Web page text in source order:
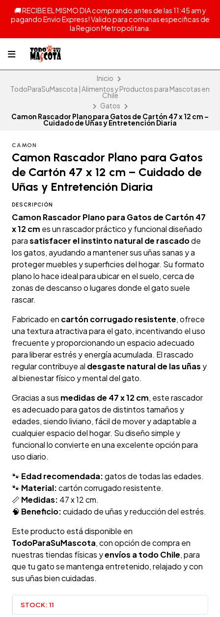
🚚 RECIBE EL MISMO DIA comprando antes de las 11:45 am y
pagando Envio Express! Valido para comunas especificas de
la Region Metropolitana.
Inicio
TodoParaSuMascota | Alimentos y Productos para Mascotas en
Chile
Gatos
Camon Rascador Plano para Gatos de Cartón 47 x 12 cm –
Cuidado de Uñas y Entretención Diaria
CAMON
Camon Rascador Plano para Gatos
de Cartón 47 x 12 cm – Cuidado de
Uñas y Entretención Diaria
DESCRIPCIÓN
Camon Rascador Plano para Gatos de Cartón 47
x 12 cm es un rascador práctico y funcional diseñado
parasatisfacer el instinto natural de rascadode
los gatos, ayudando a mantener sus uñas sanas y a
proteger muebles y superficies del hogar. Su formato
plano lo hace ideal para ubicar en el suelo, cerca de
zonas de descanso o lugares donde el gato suele
rascar.
Fabricado en cartón corrugado resistente, ofrece
una textura atractiva para el gato, incentivando el uso
frecuente y proporcionando un espacio adecuado
para liberar estrés y energía acumulada. El rascado
regular contribuye al desgaste natural de las uñas y
al bienestar físico y mental del gato.
Gracias a sus medidas de 47 x 12 cm, este rascador
es adecuado para gatos de distintos tamaños y
edades, siendo liviano, fácil de mover y adaptable a
cualquier espacio del hogar. Su diseño simple y
funcional lo convierte en una excelente opción para
uso diario.
🐾 Edad recomendada:gatos de todas las edades.
🐾 Material:cartón corrugado resistente.
📏 Medidas: 47 x 12 cm.
🧠 Beneficio:cuidado de uñas y reducción del estrés.
Este producto está disponible en
TodoParaSuMascota, con opción de compra en
nuestras tiendas físicas yenvíos a todo Chile, para
que tu gato se mantenga entretenido, relajado y con
sus uñas bien cuidadas.
STOCK: 11